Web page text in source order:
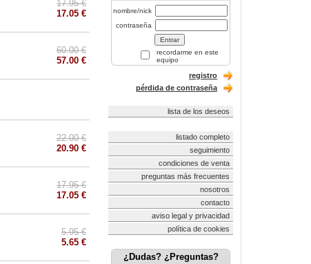
17.95 €
17.05 €
60.00 €
57.00 €
22.00 €
20.90 €
17.95 €
17.05 €
5.95 €
5.65 €
nombre/nick
contraseña
recordarme en este
equipo
registro
pérdida de contraseña
lista de los deseos
listado completo
seguimiento
condiciones de venta
preguntas más frecuentes
nosotros
contacto
aviso legal y privacidad
política de cookies
¿Dudas? ¿Preguntas?